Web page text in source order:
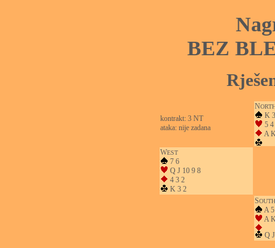
BEZ
kontrakt: 3 NT
ataka: nije zadana
N
K
5
A
WEST
7 6
Q J 10 9 8
4 3 2
K 3 2
SOUTH
A
A
Q